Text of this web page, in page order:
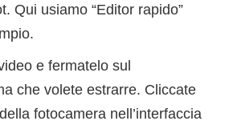
Qui usiamo “Editor rapido”
e fermatelo sul
che volete estrarre. Cliccate
fotocamera nell’interfaccia